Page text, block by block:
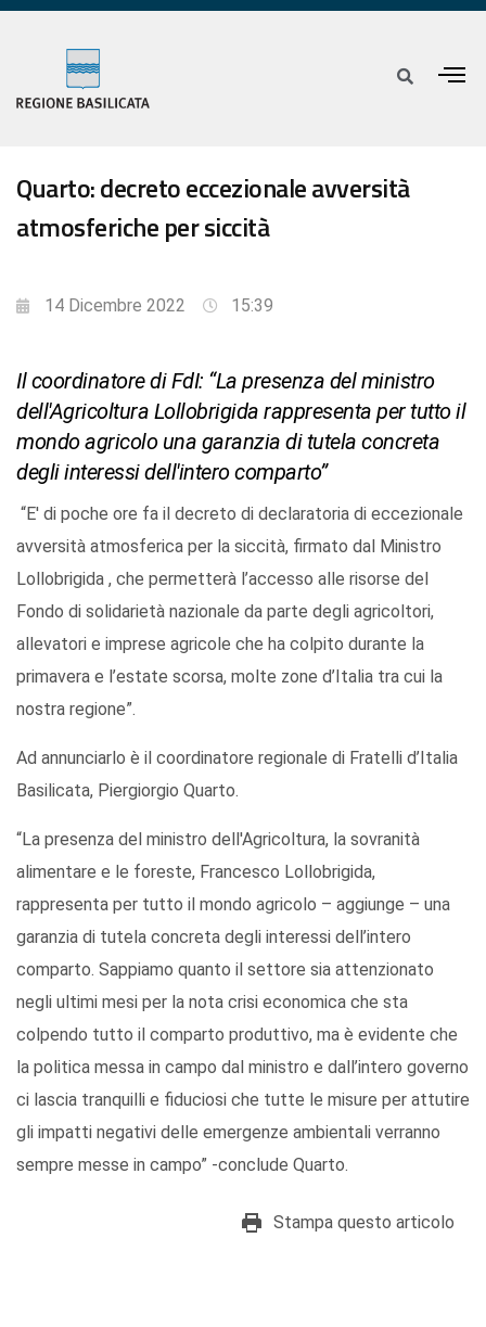
Quarto: decreto eccezionale avversità
atmosferiche per siccità
14 Dicembre 2022 15:39
Il coordinatore di FdI: “La presenza del ministro
dell'Agricoltura Lollobrigida rappresenta per tutto il
mondo agricolo una garanzia di tutela concreta
degli interessi dell'intero comparto”
“E' di poche ore fa il decreto di declaratoria di eccezionale
avversità atmosferica per la siccità, firmato dal Ministro
Lollobrigida , che permetterà l’accesso alle risorse del
Fondo di solidarietà nazionale da parte degli agricoltori,
allevatori e imprese agricole che ha colpito durante la
primavera e l’estate scorsa, molte zone d’Italia tra cui la
nostra regione”.
Ad annunciarlo è il coordinatore regionale di Fratelli d’Italia
Basilicata, Piergiorgio Quarto.
“La presenza del ministro dell'Agricoltura, la sovranità
alimentare e le foreste, Francesco Lollobrigida,
rappresenta per tutto il mondo agricolo – aggiunge – una
garanzia di tutela concreta degli interessi dell’intero
comparto. Sappiamo quanto il settore sia attenzionato
negli ultimi mesi per la nota crisi economica che sta
colpendo tutto il comparto produttivo, ma è evidente che
la politica messa in campo dal ministro e dall’intero governo
ci lascia tranquilli e fiduciosi che tutte le misure per attutire
gli impatti negativi delle emergenze ambientali verranno
sempre messe in campo” -conclude Quarto.
Stampa questo articolo